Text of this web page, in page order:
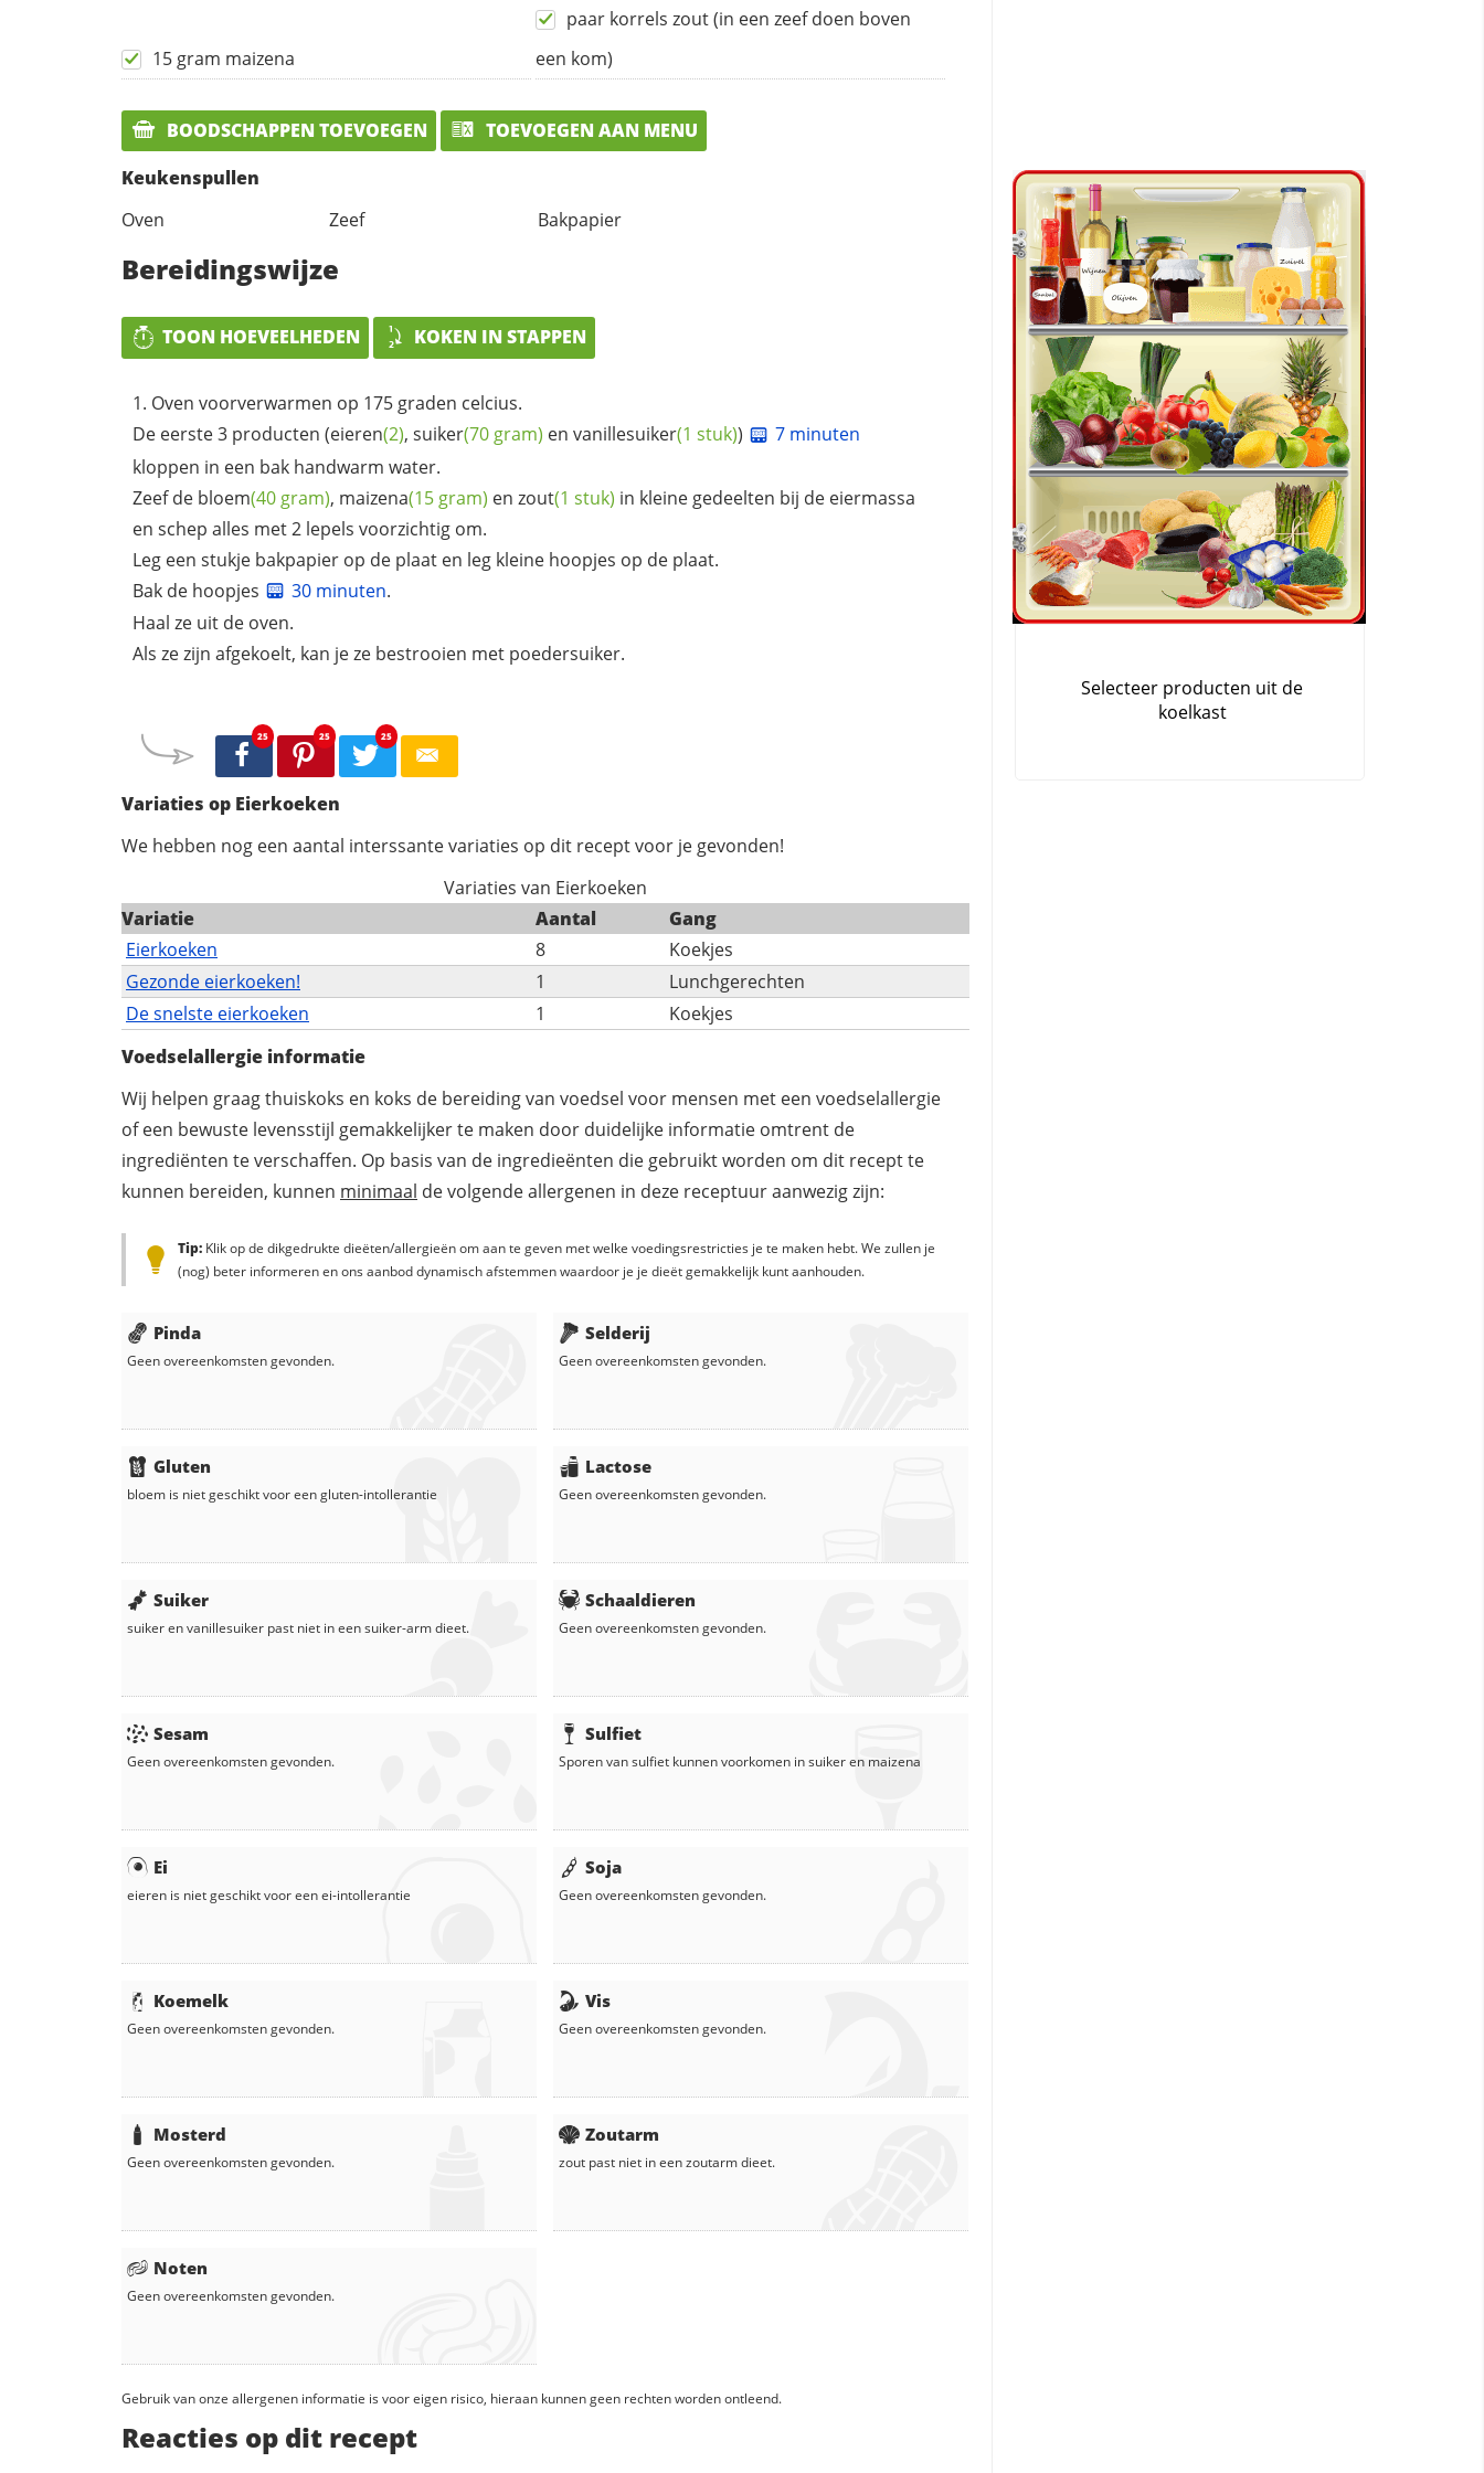
15 gram maizena
paar korrels zout (in een zeef doen boven
een kom)
BOODSCHAPPEN TOEVOEGEN
TOEVOEGEN AAN MENU
Keukenspullen
Oven
Zeef Bakpapier
Bereidingswijze
TOON HOEVEELHEDEN KOKEN IN STAPPEN
Oven voorverwarmen op 175 graden celcius.
De eerste 3 producten (eieren(2), suiker(70 gram) en vanillesuiker(1 stuk))
7 minuten
kloppen in een bak handwarm water.
Zeef de bloem(40 gram), maizena(15 gram) en zout(1 stuk) in kleine gedeelten bij de eiermassa
en schep alles met 2 lepels voorzichtig om.
Leg een stukje bakpapier op de plaat en leg kleine hoopjes op de plaat.
Bak de hoopjes
30 minuten.
Haal ze uit de oven.
Als ze zijn afgekoelt, kan je ze bestrooien met poedersuiker.
25 25 25
Variaties op Eierkoeken
We hebben nog een aantal interssante variaties op dit recept voor je gevonden!
Variaties van Eierkoeken
Variatie
Aantal
Gang
Eierkoeken
8
Koekjes
Gezonde eierkoeken!
1
Lunchgerechten
De snelste eierkoeken
1
Koekjes
Voedselallergie informatie
Wij helpen graag thuiskoks en koks de bereiding van voedsel voor mensen met een voedselallergie
of een bewuste levensstijl gemakkelijker te maken door duidelijke informatie omtrent de
ingrediënten te verschaffen. Op basis van de ingredieënten die gebruikt worden om dit recept te
kunnen bereiden, kunnen minimaal de volgende allergenen in deze receptuur aanwezig zijn:
Tip: Klik op de dikgedrukte dieëten/allergieën om aan te geven met welke voedingsrestricties je te maken hebt. We zullen je
(nog) beter informeren en ons aanbod dynamisch afstemmen waardoor je je dieët gemakkelijk kunt aanhouden.
Pinda
Geen overeenkomsten gevonden.
Gluten
bloem is niet geschikt voor een gluten-intollerantie
Suiker
suikerenvanillesuiker past niet in een suiker-arm dieet.
Sesam
Geen overeenkomsten gevonden.
Ei
eieren is niet geschikt voor een ei-intollerantie
Koemelk
Geen overeenkomsten gevonden.
Mosterd
Geen overeenkomsten gevonden.
Noten
Geen overeenkomsten gevonden.
Selderij
Geen overeenkomsten gevonden.
Lactose
Geen overeenkomsten gevonden.
Schaaldieren
Geen overeenkomsten gevonden.
Sulfiet
Sporen van sulfiet kunnen voorkomen insuikeren maizena
Soja
Geen overeenkomsten gevonden.
Vis
Geen overeenkomsten gevonden.
Zoutarm
zout past niet in een zoutarm dieet.
Gebruik van onze allergenen informatie is voor eigen risico, hieraan kunnen geen rechten worden ontleend.
Reacties op dit recept